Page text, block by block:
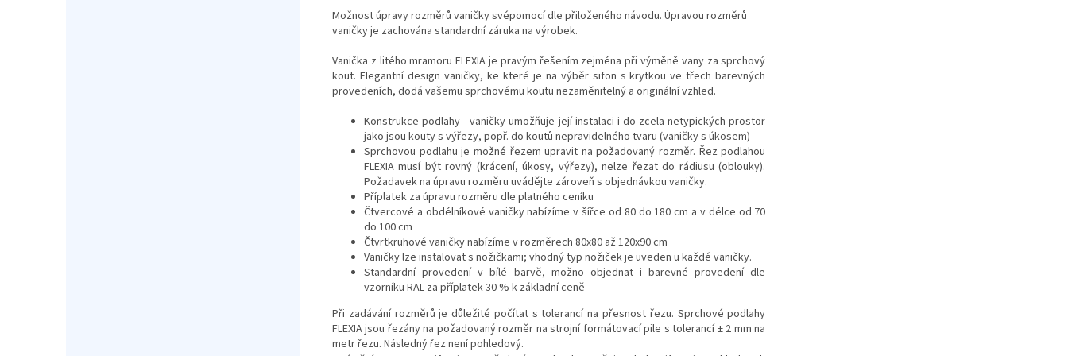
Možnost úpravy rozměrů vaničky svépomocí dle přiloženého návodu. Úpravou rozměrů
vaničky je zachována standardní záruka na výrobek.
Vanička z litého mramoru FLEXIA je pravým řešením zejména při výměně vany za sprchový
kout. Elegantní design vaničky, ke které je na výběr sifon s krytkou ve třech barevných
provedeních, dodá vašemu sprchovému koutu nezaměnitelný a originální vzhled.
Konstrukce podlahy - vaničky umožňuje její instalaci i do zcela netypických prostor
jako jsou kouty s výřezy, popř. do koutů nepravidelného tvaru (vaničky s úkosem)
Sprchovou podlahu je možné řezem upravit na požadovaný rozměr. Řez podlahou
FLEXIA musí být rovný (krácení, úkosy, výřezy), nelze řezat do rádiusu (oblouky).
Požadavek na úpravu rozměru uvádějte zároveň s objednávkou vaničky.
Příplatek za úpravu rozměru dle platného ceníku
Čtvercové a obdélníkové vaničky nabízíme v šířce od 80 do 180 cm a v délce od 70
do 100 cm
Čtvrtkruhové vaničky nabízíme v rozměrech 80x80 až 120x90 cm
Vaničky lze instalovat s nožičkami; vhodný typ nožiček je uveden u každé vaničky.
Standardní provedení v bílé barvě, možno objednat i barevné provedení dle
vzorníku RAL za příplatek 30 % k základní ceně
Při zadávání rozměrů je důležité počítat s tolerancí na přesnost řezu. Sprchové podlahy
FLEXIA jsou řezány na požadovaný rozměr na strojní formátovací pile s tolerancí ± 2 mm na
metr řezu. Následný řez není pohledový.